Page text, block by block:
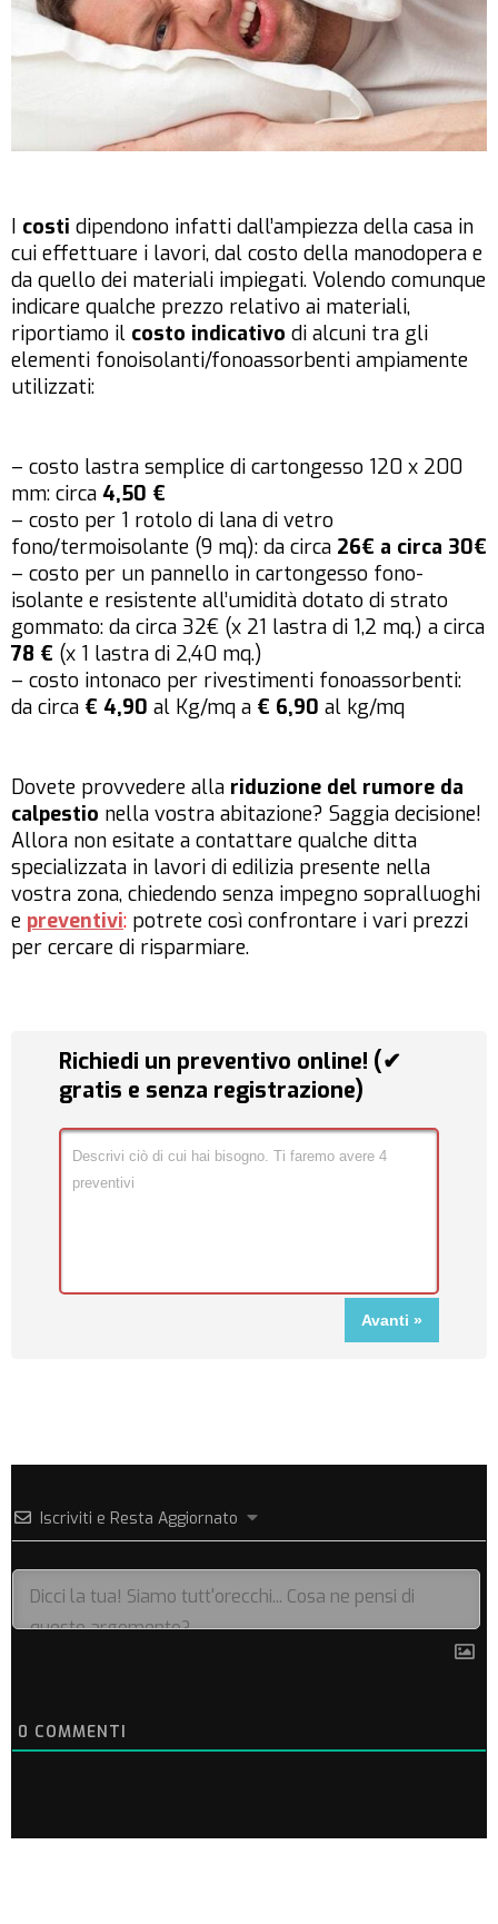
I costi dipendono infatti dall’ampiezza della casa in
cui effettuare i lavori, dal costo della manodopera e
da quello dei materiali impiegati. Volendo comunque
indicare qualche prezzo relativo ai materiali,
riportiamo il costo indicativo di alcuni tra gli
elementi fonoisolanti/fonoassorbenti ampiamente
utilizzati:
– costo lastra semplice di cartongesso 120 x 200
mm: circa 4,50 €
– costo per 1 rotolo di lana di vetro
fono/termoisolante (9 mq): da circa 26€ a circa 30€
– costo per un pannello in cartongesso fono-
isolante e resistente all’umidità dotato di strato
gommato: da circa 32€ (x 21 lastra di 1,2 mq.) a circa
78 € (x 1 lastra di 2,40 mq.)
– costo intonaco per rivestimenti fonoassorbenti:
da circa € 4,90 al Kg/mq a € 6,90 al kg/mq
Dovete provvedere alla riduzione del rumore da
calpestio nella vostra abitazione? Saggia decisione!
Allora non esitate a contattare qualche ditta
specializzata in lavori di edilizia presente nella
vostra zona, chiedendo senza impegno sopralluoghi
e preventivi: potrete così confrontare i vari prezzi
per cercare di risparmiare.
Richiedi un preventivo online! (✔
gratis e senza registrazione)
Iscriviti e Resta Aggiornato
0 COMMENTI